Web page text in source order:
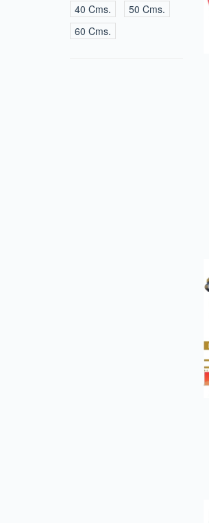
40 Cms.
50 Cms.
60 Cms.